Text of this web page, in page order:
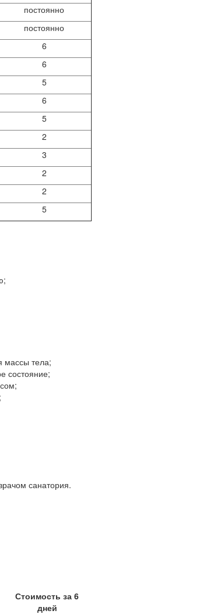
постоянно
постоянно
6
6
5
6
5
2
3
2
2
5
массы тела;
состояние;
санатория.
Стоимость за 6
дней